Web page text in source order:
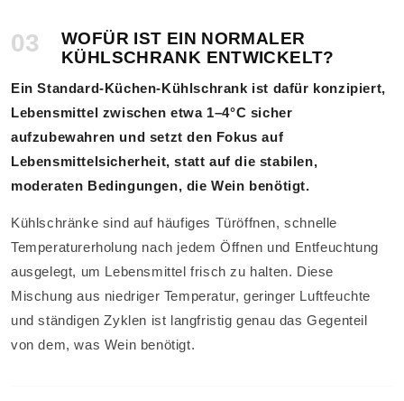
03
WOFÜR IST EIN NORMALER
KÜHLSCHRANK ENTWICKELT?
Ein Standard-Küchen-Kühlschrank ist dafür konzipiert,
Lebensmittel zwischen etwa 1–4°C sicher
aufzubewahren und setzt den Fokus auf
Lebensmittelsicherheit, statt auf die stabilen,
moderaten Bedingungen, die Wein benötigt.
Kühlschränke sind auf häufiges Türöffnen, schnelle
Temperaturerholung nach jedem Öffnen und Entfeuchtung
ausgelegt, um Lebensmittel frisch zu halten. Diese
Mischung aus niedriger Temperatur, geringer Luftfeuchte
und ständigen Zyklen ist langfristig genau das Gegenteil
von dem, was Wein benötigt.